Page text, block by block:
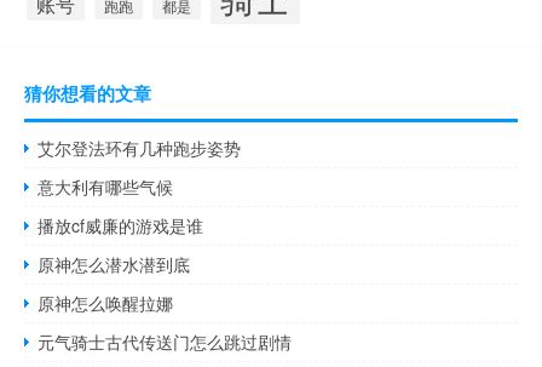
跑跑 都是
猜你想看的文章
艾尔登法环有几种跑步姿势
意大利有哪些气候
播放cf威廉的游戏是谁
原神怎么潜水潜到底
原神怎么唤醒拉娜
元气骑士古代传送门怎么跳过剧情